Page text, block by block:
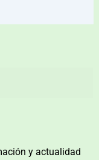
y actualidad